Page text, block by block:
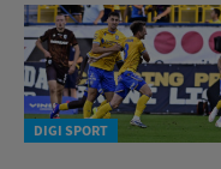
DIGI SPORT